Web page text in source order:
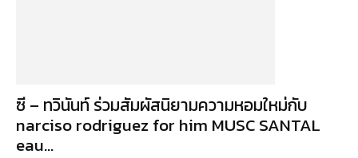
ซี – ทวินันท์ ร่วมสัมผัสนิยามความหอมใหม่กับ
narciso rodriguez for him MUSC SANTAL
eau...